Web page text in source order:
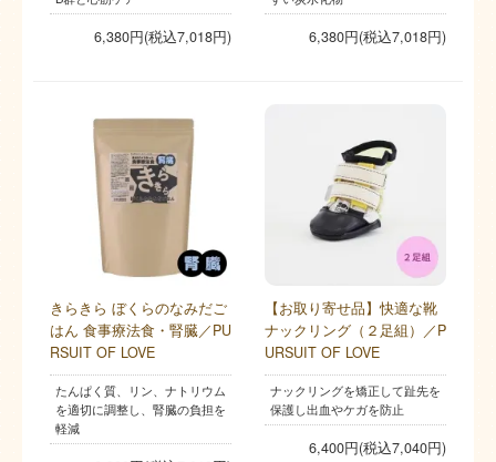
6,380円(税込7,018円) 6,380円(税込7,018円)
きらきら ぼくらのなみだご
はん 食事療法食・腎臓／PU
RSUIT OF LOVE
たんぱく質、リン、ナトリウム
を適切に調整し、腎臓の負担を
軽減
【お取り寄せ品】快適な靴
ナックリング（２足組）／P
URSUIT OF LOVE
ナックリングを矯正して趾先を
保護し出血やケガを防止
6,400円(税込7,040円)